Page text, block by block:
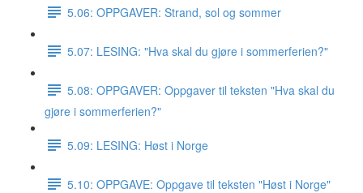
5.06: OPPGAVER: Strand, sol og sommer
5.07: LESING: "Hva skal du gjøre i sommerferien?"
5.08: OPPGAVER: Oppgaver til teksten "Hva skal du
gjøre i sommerferien?"
5.09: LESING: Høst i Norge
5.10: OPPGAVE: Oppgave til teksten "Høst i Norge"